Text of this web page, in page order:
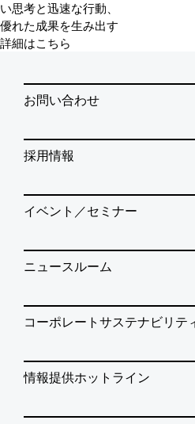
い思考と迅速な行動、
優れた成果を生み出す
詳細はこちら
お問い合わせ
採用情報
イベント／セミナー
ニュースルーム
コーポレートサステナビリテ
情報提供ホットライン